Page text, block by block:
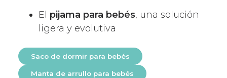
El pijama para bebés, una solución
ligera y evolutiva
Saco de dormir para bebés
Manta de arrullo para bebés